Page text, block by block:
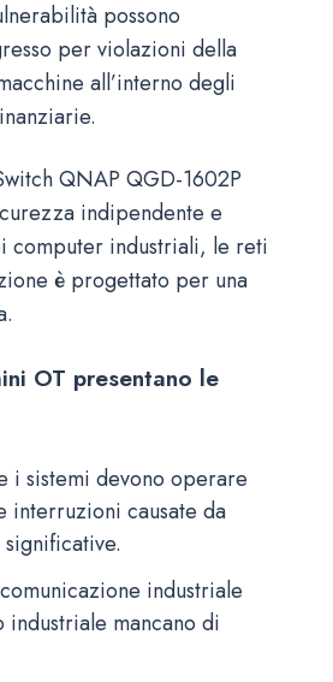
possono
per violazioni della
all’interno degli
QNAP QGD-1602P
indipendente e
computer industriali, le reti
è progettato per una
OT presentano le
i sistemi devono operare
causate da
industriale
mancano di